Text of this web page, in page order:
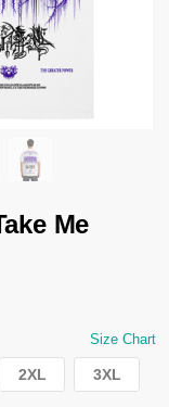
Me
Size Chart
2XL 3XL